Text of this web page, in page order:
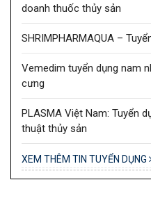
doanh thuốc thủy sản
SHRIMPHARMAQUA –
Vemedim tuyển dụng nam
cưng
PLASMA Việt Nam: Tuyển
thuật thủy sản
XEM THÊM TIN TUYỂN DỤNG